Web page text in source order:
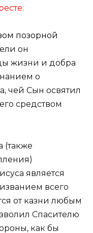
позорной
он
жизни и добра
о
чей Сын освятил
средством
(также
является
всего
от казни любым
Спасителю
как бы